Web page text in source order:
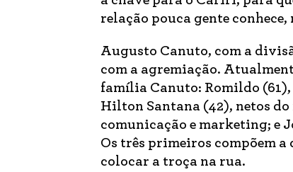
relação pouca gente
Augusto Canuto, com a
com a agremiação.
família Canuto: Romildo
Hilton Santana (42), netos
comunicação e marketing; e
Os três primeiros compõem
colocar a troça na rua.